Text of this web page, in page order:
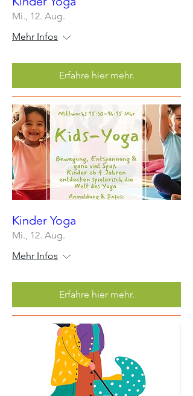
Mi., 12. Aug.
Mehr Infos
Erfahre hier mehr.
Kinder Yoga
Mi., 12. Aug.
Mehr Infos
Erfahre hier mehr.